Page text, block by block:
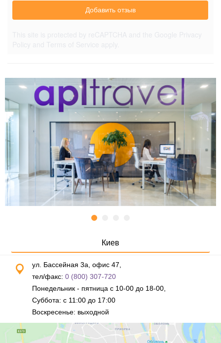
Добавить отзыв
Киев
ул. Бассейная 3а, офис 47,
тел/факс: 0 (800) 307-720
Понедельник - пятница с 10-00 до 18-00,
Суббота: с 11:00 до 17:00
Воскресенье: выходной